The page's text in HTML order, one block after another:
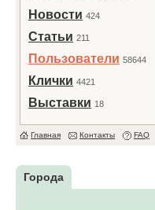
Новости 424
Статьи 211
Пользователи 58644
Клички 4421
Выставки 18
Главная Контакты FAQ
Города